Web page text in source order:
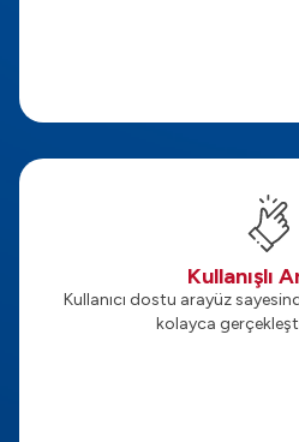
Kullanışlı
Kullanıcı dostu arayüz
kolayca